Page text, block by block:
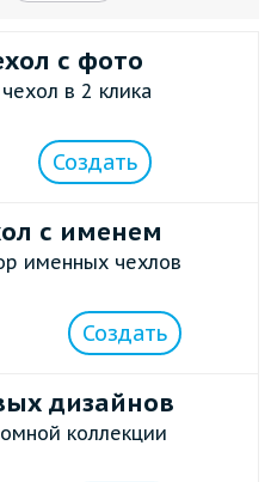
с фото
в 2 клика
Создать
с именем
именных чехлов
Создать
дизайнов
коллекции